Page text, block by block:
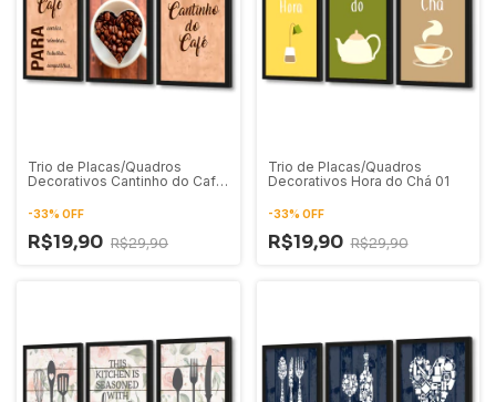
Trio de Placas/Quadros
Decorativos Cantinho do Café
-33% OFF
R$19,90 R$29,90
Trio de Placas/Quadros
Decorativos Hora do Chá 01
-33% OFF
R$19,90 R$29,90